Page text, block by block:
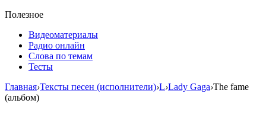
Полезное
Видеоматериалы
Радио онлайн
Слова по темам
Тесты
Главная›Тексты песен (исполнители)›L›Lady Gaga›The fame
(альбом)